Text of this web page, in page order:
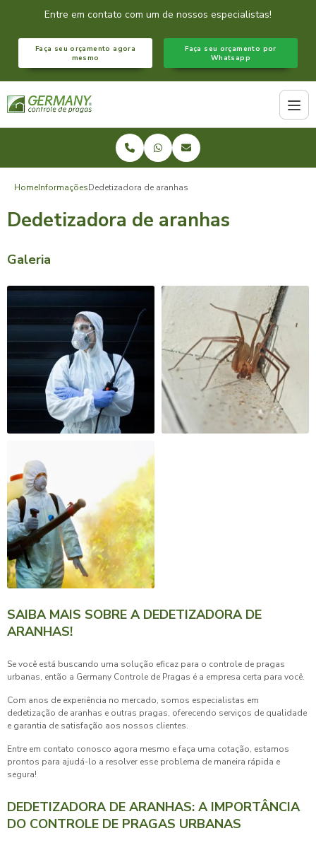
Entre em contato com um de nossos especialistas!
Faça seu orçamento agora
mesmo
Faça seu orçamento por
Whatsapp
HomeInformaçõesDedetizadora de aranhas
Dedetizadora de aranhas
Galeria
SAIBA MAIS SOBRE A DEDETIZADORA DE
ARANHAS!
Se você está buscando uma solução eficaz para o controle de pragas
urbanas, então a Germany Controle de Pragas é a empresa certa para você.
Com anos de experiência no mercado, somos especialistas em
dedetização de aranhas e outras pragas, oferecendo serviços de qualidade
e garantia de satisfação aos nossos clientes.
Entre em contato conosco agora mesmo e faça uma cotação, estamos
prontos para ajudá-lo a resolver esse problema de maneira rápida e
segura!
DEDETIZADORA DE ARANHAS: A IMPORTÂNCIA
DO CONTROLE DE PRAGAS URBANAS